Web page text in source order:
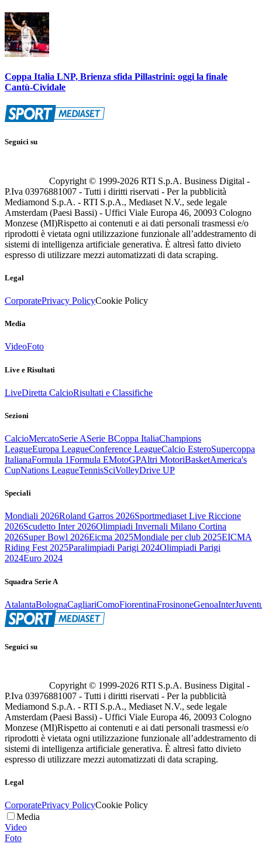
Coppa Italia LNP, Brienza sfida Pillastrini: oggi la finale
Cantù-Cividale
Seguici su
Copyright © 1999-2026 RTI S.p.A. Business Digital -
P.Iva 03976881007 - Tutti i diritti riservati - Per la pubblicità
Mediamond S.p.A. - RTI S.p.A., Mediaset N.V., sede legale
Amsterdam (Paesi Bassi) - Uffici Viale Europa 46, 20093 Cologno
Monzese (MI)Rispetto ai contenuti e ai dati personali trasmessi e/o
riprodotti è vietata ogni utilizzazione funzionale all’addestramento di
sistemi di intelligenza artificiale generativa. È altresì fatto divieto
espresso di utilizzare mezzi automatizzati di data scraping.
Legal
CorporatePrivacy PolicyCookie Policy
Media
VideoFoto
Live e Risultati
LiveDiretta CalcioRisultati e Classifiche
Sezioni
CalcioMercatoSerie ASerie BCoppa ItaliaChampions
LeagueEuropa LeagueConference LeagueCalcio EsteroSupercoppa
ItalianaFormula 1Formula EMotoGPAltri MotoriBasketAmerica's
CupNations LeagueTennisSciVolleyDrive UP
Speciali
Mondiali 2026Roland Garros 2026Sportmediaset Live Riccione
2026Scudetto Inter 2026Olimpiadi Invernali Milano Cortina
2026Super Bowl 2026Eicma 2025Mondiale per club 2025EICMA
Riding Fest 2025Paralimpiadi Parigi 2024Olimpiadi Parigi
2024Euro 2024
Squadra Serie A
AtalantaBolognaCagliariComoFiorentinaFrosinoneGenoaInter
Seguici su
Copyright © 1999-2026 RTI S.p.A. Business Digital -
P.Iva 03976881007 - Tutti i diritti riservati - Per la pubblicità
Mediamond S.p.A. - RTI S.p.A., Mediaset N.V., sede legale
Amsterdam (Paesi Bassi) - Uffici Viale Europa 46, 20093 Cologno
Monzese (MI)Rispetto ai contenuti e ai dati personali trasmessi e/o
riprodotti è vietata ogni utilizzazione funzionale all’addestramento di
sistemi di intelligenza artificiale generativa. È altresì fatto divieto
espresso di utilizzare mezzi automatizzati di data scraping.
Legal
CorporatePrivacy PolicyCookie Policy
Media
Video
Foto